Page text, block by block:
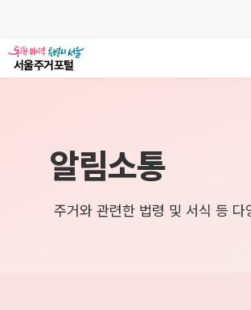
알림소통
주거와 관련한 법령 및 서식 등 다